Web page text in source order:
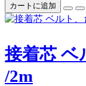
カートに追加
接着芯
/2m